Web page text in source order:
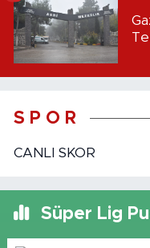
S P O R
CANLI SKOR
Süper Lig